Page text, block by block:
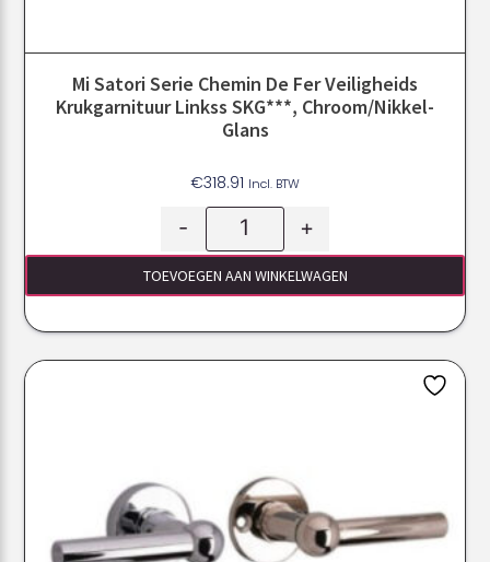
Mi Satori Serie Chemin De Fer Veiligheids
Krukgarnituur Linkss SKG***, Chroom/Nikkel-
Glans
€318.91 Incl. BTW
- +
TOEVOEGEN AAN WINKELWAGEN